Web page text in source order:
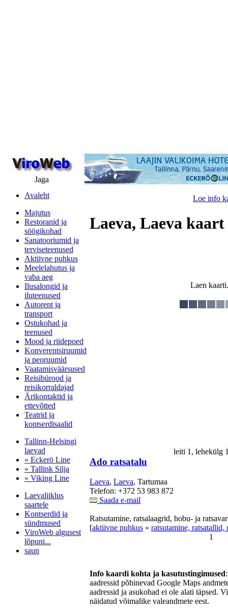
Jaga
Avaleht
Majutus
Restoranid ja
söögikohad
Sanatooriumid ja
terviseteenused
Aktiivne puhkus
Meelelahutus ja
vaba aeg
Ilusalongid ja
iluteenused
Autorent ja
transport
Ostukohad ja
teenused
Mood ja riidepoed
Konverentsiruumid
ja peoruumid
Vaatamisväärsused
Reisibürood ja
reisikorraldajad
Ärikontaktid ja
ettevõtted
Teatrid ja
kontserdisaalid
Tallinn-Helsingi
laevad
» Eckerö Line
» Tallink Silja
» Viking Line
Laevaliiklus
saartele
Kontserdid ja
sündmused
ViroWeb algusest
lõpuni...
saun
Loe info
Laeva, Laeva kaart
Laen
leiti 1,
Ado ratsatalu
Laeva, Laeva, Tartumaa
Telefon: +372 53 983 872
Saada e-mail
Ratsutamine, ratsalaagrid, hobu- ja
[aktiivne puhkus » ratsutamine, ratsatallid,
1
Info kaardi kohta ja kasutustingimused
aadressid põhinevad Google Maps
aadressid ja asukohad ei ole alati täpsed.
näidatud võimalike valeandmete eest.